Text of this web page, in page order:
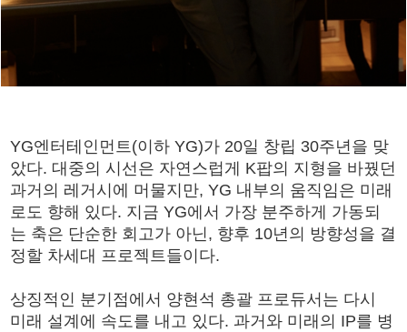
YG엔터테인먼트(이하 YG)가 20일 창립 30주년을 맞
았다. 대중의 시선은 자연스럽게 K팝의 지형을 바꿨던
과거의 레거시에 머물지만, YG 내부의 움직임은 미래
로도 향해 있다. 지금 YG에서 가장 분주하게 가동되
는 축은 단순한 회고가 아닌, 향후 10년의 방향성을 결
정할 차세대 프로젝트들이다.
상징적인 분기점에서 양현석 총괄 프로듀서는 다시
미래 설계에 속도를 내고 있다. 과거와 미래의 IP를 병